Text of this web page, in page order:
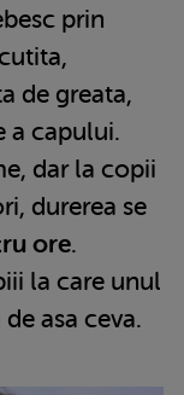
prin
de greata,
a capului.
dar la copii
durerea se
ore.
la care unul
asa ceva.